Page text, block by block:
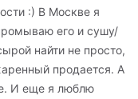
:) В Москве я
его и сушу/
найти не просто,
продается. А
И еще я люблю